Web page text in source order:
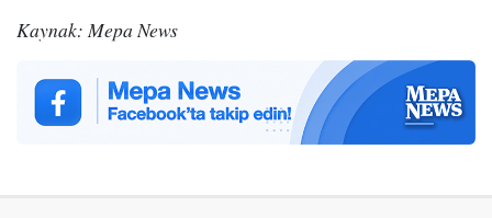
Kaynak: Mepa News